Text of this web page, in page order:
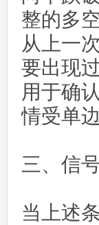
整的多
从上一
要出现
用于确
情受单
三、信
当上述